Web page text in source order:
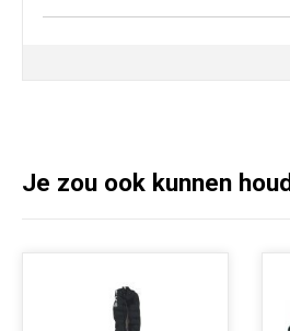
Je zou ook kunnen